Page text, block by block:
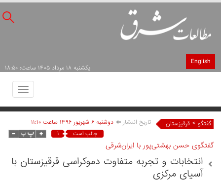
English
يکشنبه ۱۸ مرداد ۱۴۰۵ ساعت: ۱۸:۵۰
Toggle
گفتگو > قرقیزستان تاریخ انتشار دوشنبه ۶ شهريور ۱۳۹۶ ساعت ۱۱:۱۰
جالب است ۱
گفتگوی حسن بهشتی‌پور با ایران‌شرقی
انتخابات و تجربه متفاوت دموکراسی قرقیزستان با
آسیای مرکزی